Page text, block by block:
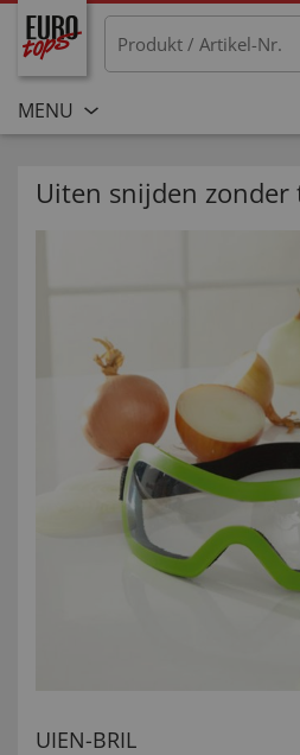
MENU
Uiten snijden zonder
UIEN-BRIL